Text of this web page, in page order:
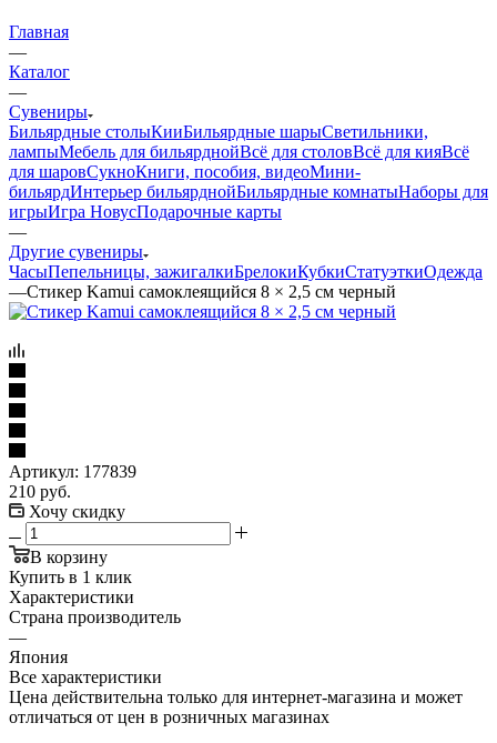
Главная
—
Каталог
—
Сувениры
Бильярдные столыКииБильярдные шарыСветильники,
лампыМебель для бильярднойВсё для столовВсё для кияВсё
для шаровСукноКниги, пособия, видеоМини-
бильярдИнтерьер бильярднойБильярдные комнатыНаборы для
игрыИгра НовусПодарочные карты
—
Другие сувениры
ЧасыПепельницы, зажигалкиБрелокиКубкиСтатуэткиОдежда
—Стикер Kamui самоклеящийся 8 × 2,5 см черный
Артикул: 177839
210 руб.
Хочу скидку
В корзину
Купить в 1 клик
Характеристики
Страна производитель
—
Япония
Все характеристики
Цена действительна только для интернет-магазина и может
отличаться от цен в розничных магазинах